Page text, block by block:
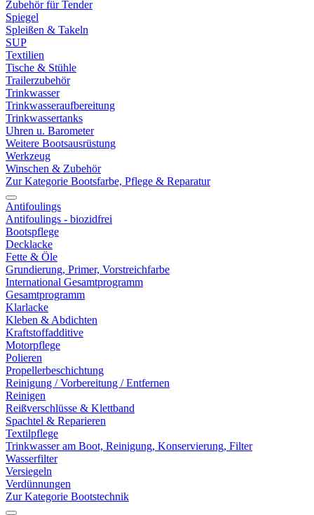
Zubehör für Tender
Spiegel
Spleißen & Takeln
SUP
Textilien
Tische & Stühle
Trailerzubehör
Trinkwasser
Trinkwasseraufbereitung
Trinkwassertanks
Uhren u. Barometer
Weitere Bootsausrüstung
Werkzeug
Winschen & Zubehör
Zur Kategorie Bootsfarbe, Pflege & Reparatur
Antifoulings
Antifoulings - biozidfrei
Bootspflege
Decklacke
Fette & Öle
Grundierung, Primer, Vorstreichfarbe
International Gesamtprogramm
Gesamtprogramm
Klarlacke
Kleben & Abdichten
Kraftstoffadditive
Motorpflege
Polieren
Propellerbeschichtung
Reinigung / Vorbereitung / Entfernen
Reinigen
Reißverschlüsse & Klettband
Spachtel & Reparieren
Textilpflege
Trinkwasser am Boot, Reinigung, Konservierung, Filter
Wasserfilter
Versiegeln
Verdünnungen
Zur Kategorie Bootstechnik